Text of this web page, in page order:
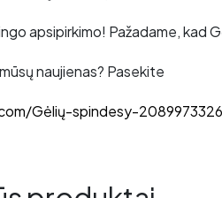
apsipirkimo! Pažadame, kad
naujienas? Pasekite
Gėlių-spindesy-